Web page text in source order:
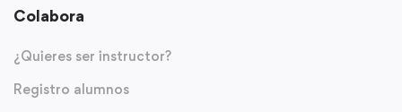
Colabora
¿Quieres ser instructor?
Registro alumnos